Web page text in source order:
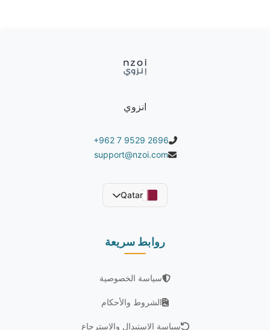
انزوي
+962 7 9529 2696
support@nzoi.com
Qatar
روابط سريعة
سياسة الخصوصية
الشروط والأحكام
سياسة الاستبدال والاسترجاع